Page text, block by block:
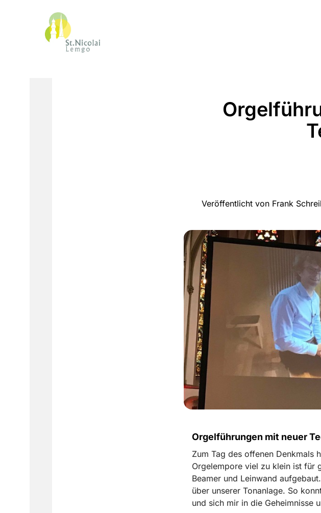
Veröffentlicht von Frank
Orgelführungen mit neuer
Zum Tag des offenen Denkmals
Orgelempore viel zu klein ist für
Beamer und Leinwand
über unserer Tonanlage. So
und sich mir in die Geheimnisse